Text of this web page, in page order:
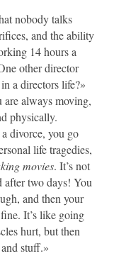
nobody talks
and the ability
14 hours a
other director
a directors life?»
always moving,
physically.
divorce, you go
life tragedies,
movies. It’s not
after two days! You
and then your
It’s like going
hurt, but then
stuff.»